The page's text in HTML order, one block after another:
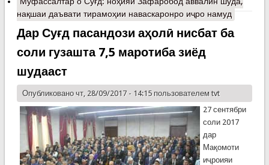
нақшаи даъвати тирамоҳии наваскаронро иҷро намуд
Дар Суғд пасандози аҳолӣ нисбат ба
соли гузашта 7,5 маротиба зиёд
шудааст
Опубликовано чт, 28/09/2017 - 14:15 пользователем tvt
27 сентябри
соли 2017
дар
Мақомоти
иҷроияи